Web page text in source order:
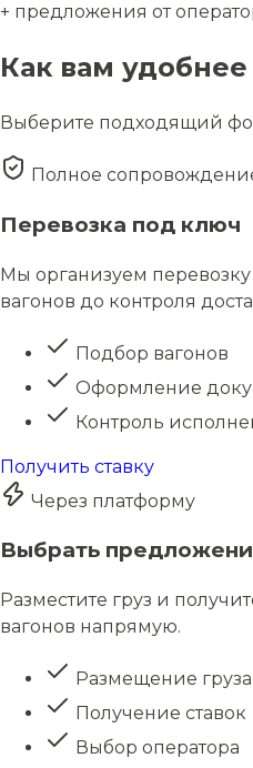
+ предложения от
Как вам удобнее
Выберите подходящий
Полное
Перевозка под ключ
Мы организуем
вагонов до контроля
Подбор вагонов
Оформление
Контроль
Получить ставку
Через платформу
Выбрать
Разместите груз и
вагонов напрямую.
Размещение груза
Получение ставок
Выбор оператора